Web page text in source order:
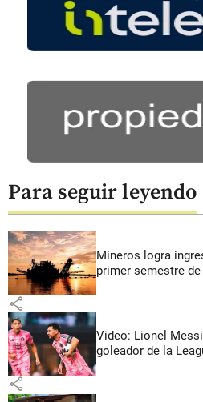
Para seguir leyendo
Mineros logra
primer semestre
share
Video: Lionel
goleador de la
share